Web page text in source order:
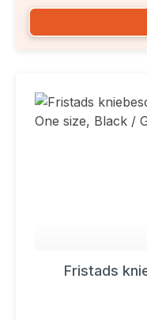
Fristads